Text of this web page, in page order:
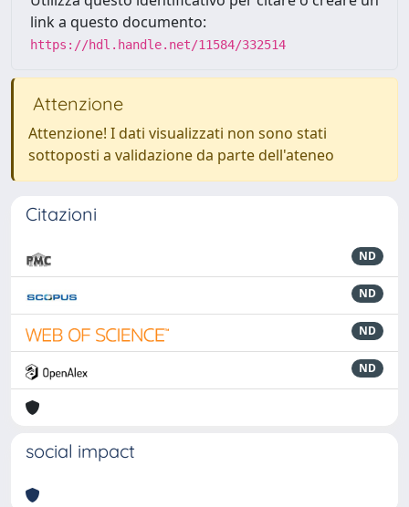
link a questo documento:
https://hdl.handle.net/11584/332514
Attenzione
Attenzione! I dati visualizzati non sono stati
sottoposti a validazione da parte dell'ateneo
Citazioni
ND
ND
ND
ND
social impact